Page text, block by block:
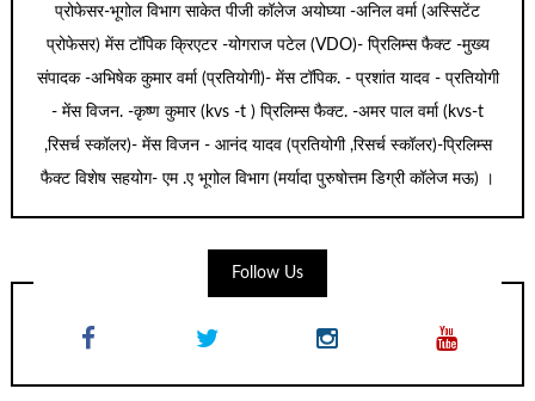
प्रोफेसर-भूगोल विभाग साकेत पीजी कॉलेज अयोघ्या -अनिल वर्मा (अस्सिटेंट
प्रोफेसर) मेंस टॉपिक क्रिएटर -योगराज पटेल (VDO)- प्रिलिम्स फैक्ट -मुख्य
संपादक -अभिषेक कुमार वर्मा (प्रतियोगी)- मेंस टॉपिक. - प्रशांत यादव - प्रतियोगी
- मेंस विजन. -कृष्ण कुमार (kvs -t ) प्रिलिम्स फैक्ट. -अमर पाल वर्मा (kvs-t
,रिसर्च स्कॉलर)- मेंस विजन - आनंद यादव (प्रतियोगी ,रिसर्च स्कॉलर)-प्रिलिम्स
फैक्ट विशेष सहयोग- एम .ए भूगोल विभाग (मर्यादा पुरुषोत्तम डिग्री कॉलेज मऊ) ।
Follow Us